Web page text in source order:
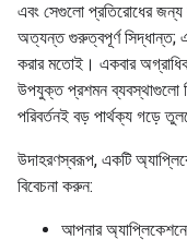
এবং সেগুলো প্রতিরোধের জন্য
অত্যন্ত গুরুত্বপূর্ণ সিদ্ধান্ত;
করার মতোই। একবার
উপযুক্ত প্রশমন ব্যবস্থাগুলো
পরিবর্তনই বড় পার্থক্য গড়ে
উদাহরণস্বরূপ, একটি
বিবেচনা করুন:
আপনার